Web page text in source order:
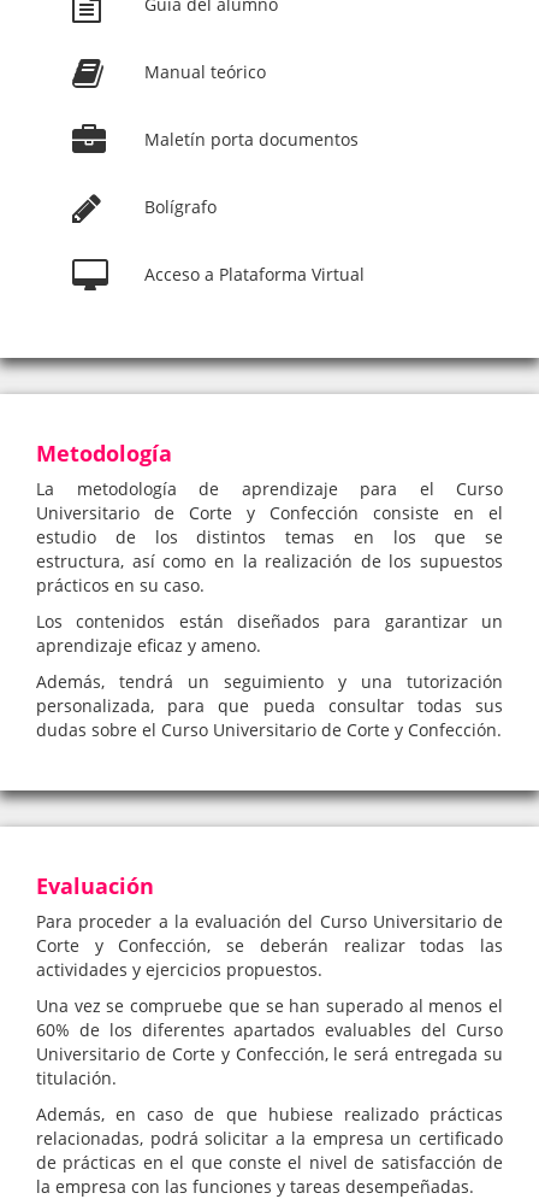
Manual teórico
Maletín porta documentos
Bolígrafo
Acceso a Plataforma Virtual
Metodología
La metodología de aprendizaje para el Curso
Universitario de Corte y Confección consiste en el
estudio de los distintos temas en los que se
estructura, así como en la realización de los supuestos
prácticos en su caso.
Los contenidos están diseñados para garantizar un
aprendizaje eficaz y ameno.
Además, tendrá un seguimiento y una tutorización
personalizada, para que pueda consultar todas sus
dudas sobre el Curso Universitario de Corte y Confección.
Evaluación
Para proceder a la evaluación del Curso Universitario de
Corte y Confección, se deberán realizar todas las
actividades y ejercicios propuestos.
Una vez se compruebe que se han superado al menos el
60% de los diferentes apartados evaluables del Curso
Universitario de Corte y Confección, le será entregada su
titulación.
Además, en caso de que hubiese realizado prácticas
relacionadas, podrá solicitar a la empresa un certificado
de prácticas en el que conste el nivel de satisfacción de
la empresa con las funciones y tareas desempeñadas.